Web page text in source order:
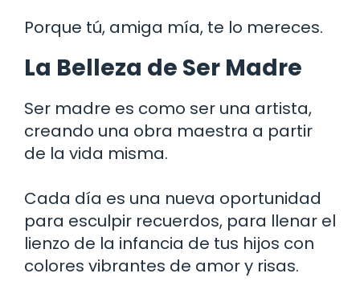
Porque tú, amiga mía, te lo mereces.
La Belleza de Ser Madre
Ser madre es como ser una artista,
creando una obra maestra a partir
de la vida misma.
Cada día es una nueva oportunidad
para esculpir recuerdos, para llenar el
lienzo de la infancia de tus hijos con
colores vibrantes de amor y risas.